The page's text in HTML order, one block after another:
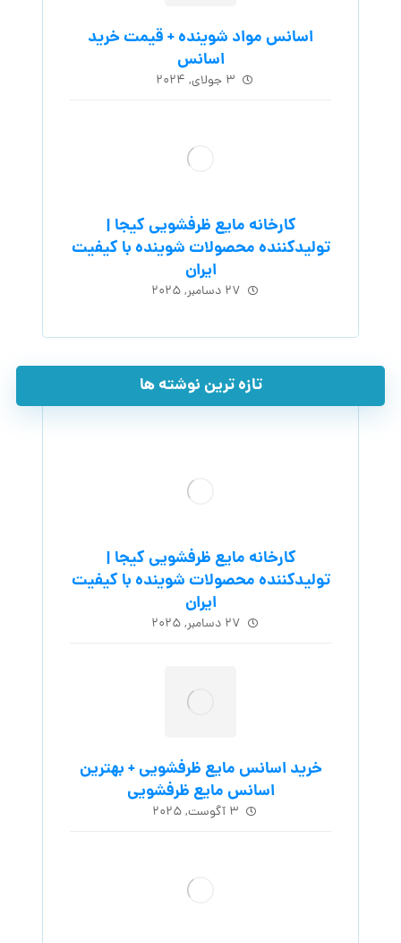
اسانس مواد شوینده + قیمت خرید
اسانس
۳ جولای, ۲۰۲۴
کارخانه مایع ظرفشویی کیجا |
تولیدکننده محصولات شوینده با کیفیت
ایران
۲۷ دسامبر, ۲۰۲۵
تازه ترین نوشته ها
کارخانه مایع ظرفشویی کیجا |
تولیدکننده محصولات شوینده با کیفیت
ایران
۲۷ دسامبر, ۲۰۲۵
خرید اسانس مایع ظرفشویی + بهترین
اسانس مایع ظرفشویی
۳ آگوست, ۲۰۲۵